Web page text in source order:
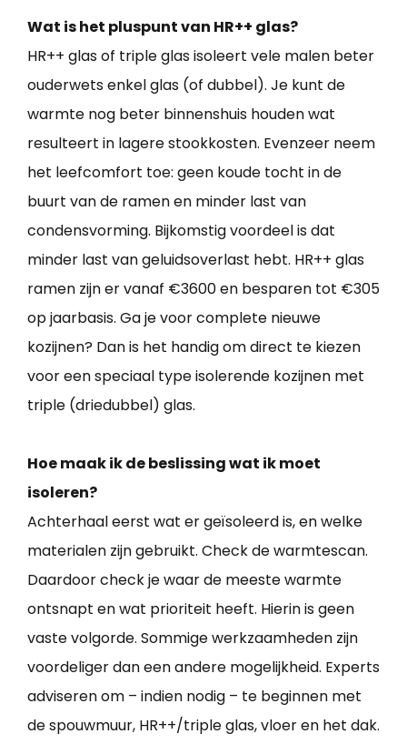
Wat is het pluspunt van HR++ glas?
HR++ glas of triple glas isoleert vele malen beter
ouderwets enkel glas (of dubbel). Je kunt de
warmte nog beter binnenshuis houden wat
resulteert in lagere stookkosten. Evenzeer neem
het leefcomfort toe: geen koude tocht in de
buurt van de ramen en minder last van
condensvorming. Bijkomstig voordeel is dat
minder last van geluidsoverlast hebt. HR++ glas
ramen zijn er vanaf €3600 en besparen tot €305
op jaarbasis. Ga je voor complete nieuwe
kozijnen? Dan is het handig om direct te kiezen
voor een speciaal type isolerende kozijnen met
triple (driedubbel) glas.
Hoe maak ik de beslissing wat ik moet
isoleren?
Achterhaal eerst wat er geïsoleerd is, en welke
materialen zijn gebruikt. Check de warmtescan.
Daardoor check je waar de meeste warmte
ontsnapt en wat prioriteit heeft. Hierin is geen
vaste volgorde. Sommige werkzaamheden zijn
voordeliger dan een andere mogelijkheid. Experts
adviseren om – indien nodig – te beginnen met
de spouwmuur, HR++/triple glas, vloer en het dak.